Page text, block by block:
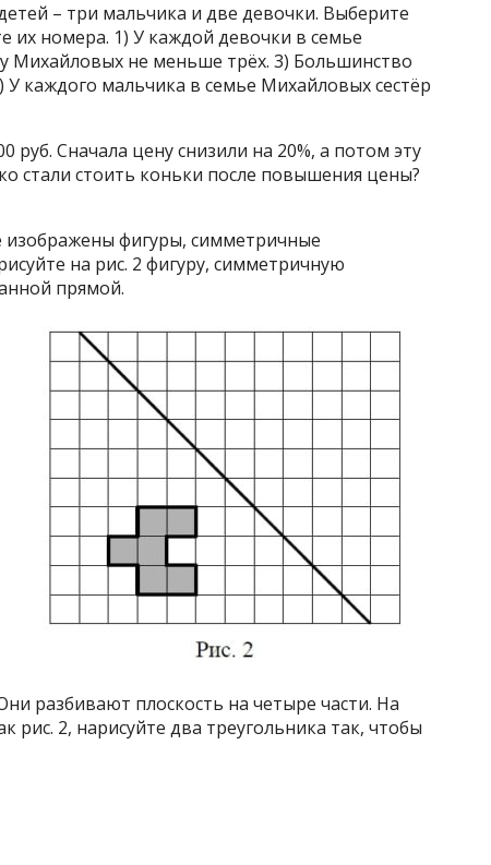
– три мальчика и две девочки. Выберите
их номера. 1) У каждой девочки в семье
Михайловых не меньше трёх. 3) Большинство
каждого мальчика в семье Михайловых сестёр
руб. Сначала цену снизили на 20%, а потом эту
стали стоить коньки после повышения цены?
изображены фигуры, симметричные
на рис. 2 фигуру, симметричную
прямой.
разбивают плоскость на четыре части. На
рис. 2, нарисуйте два треугольника так, чтобы